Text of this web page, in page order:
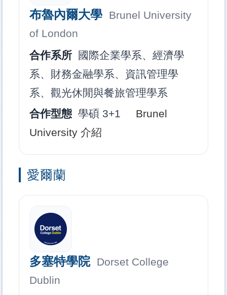
布魯內爾大學 Brunel University
of London
合作系所
國際企業學系、經濟學
系、財務金融學系、資訊管理學
系、觀光休閒與餐旅管理學系
合作型態 學碩 3+1 Brunel
University 介紹
愛爾蘭
多塞特學院 Dorset College
Dublin